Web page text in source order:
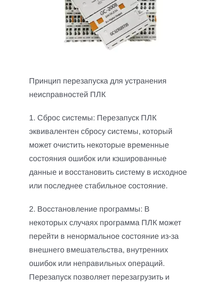
Принцип перезапуска для устранения
неисправностей ПЛК
1. Сброс системы: Перезапуск ПЛК
эквивалентен сбросу системы, который
может очистить некоторые временные
состояния ошибок или кэшированные
данные и восстановить систему в исходное
или последнее стабильное состояние.
2. Восстановление программы: В
некоторых случаях программа ПЛК может
перейти в ненормальное состояние из-за
внешнего вмешательства, внутренних
ошибок или неправильных операций.
Перезапуск позволяет перезагрузить и